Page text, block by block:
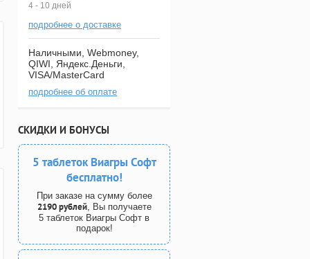
4 - 10 дней
подробнее о доставке
Наличными, Webmoney,
QIWI, Яндекс.Деньги,
VISA/MasterCard
подробнее об оплате
СКИДКИ И БОНУСЫ
5 таблеток Виагры Софт
бесплатно!
При заказе на сумму более
2190 рублей, Вы получаете
5 таблеток Виагры Софт в
подарок!